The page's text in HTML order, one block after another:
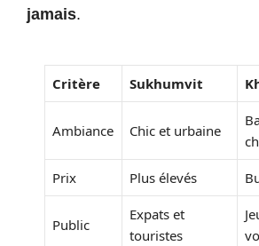
jamais.
Critère Sukhumvit
Ambiance Chic et urbaine
Prix Plus élevés
Public
Expats et
touristes